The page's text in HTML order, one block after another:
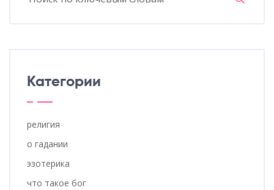
Категории
религия
о гадании
эзотерика
что такое бог